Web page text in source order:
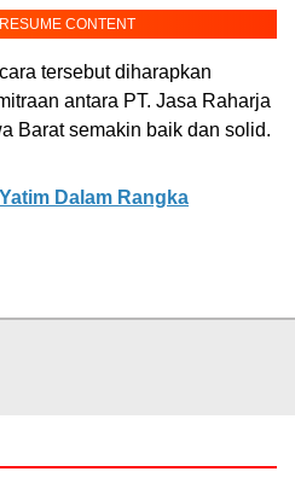
CONTENT
tersebut diharapkan
antara PT. Jasa Raharja
Barat semakin baik dan solid.
Dalam Rangka